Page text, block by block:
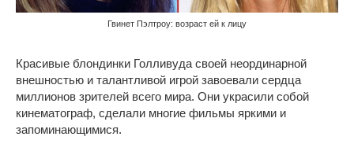
Гвинет Пэлтроу: возраст ей к лицу
Красивые блондинки Голливуда своей неординарной
внешностью и талантливой игрой завоевали сердца
миллионов зрителей всего мира. Они украсили собой
кинематограф, сделали многие фильмы яркими и
запоминающимися.